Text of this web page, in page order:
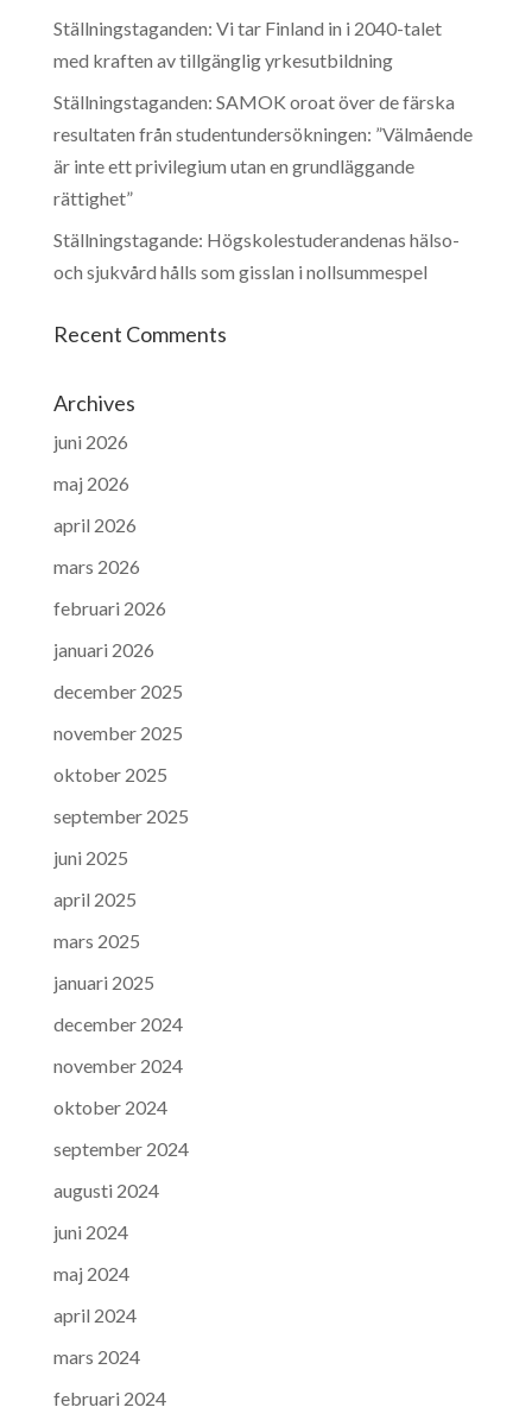
Ställningstaganden: Vi tar Finland in i 2040-talet
med kraften av tillgänglig yrkesutbildning
Ställningstaganden: SAMOK oroat över de färska
resultaten från studentundersökningen: ”Välmående
är inte ett privilegium utan en grundläggande
rättighet”
Ställningstagande: Högskolestuderandenas hälso-
och sjukvård hålls som gisslan i nollsummespel
Recent Comments
Archives
juni 2026
maj 2026
april 2026
mars 2026
februari 2026
januari 2026
december 2025
november 2025
oktober 2025
september 2025
juni 2025
april 2025
mars 2025
januari 2025
december 2024
november 2024
oktober 2024
september 2024
augusti 2024
juni 2024
maj 2024
april 2024
mars 2024
februari 2024